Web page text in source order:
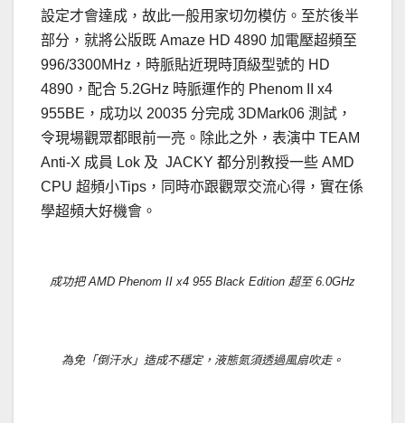
設定才會達成，故此一般用家切勿模仿。至於後半
部分，就將公版既 Amaze HD 4890 加電壓超頻至
996/3300MHz，時脈貼近現時頂級型號的 HD
4890，配合 5.2GHz 時脈運作的 Phenom II x4
955BE，成功以 20035 分完成 3DMark06 測試，
令現場觀眾都眼前一亮。除此之外，表演中 TEAM
Anti-X 成員 Lok 及 JACKY 都分別教授一些 AMD
CPU 超頻小Tips，同時亦跟觀眾交流心得，實在係
學超頻大好機會。
成功把 AMD Phenom II x4 955 Black Edition 超至 6.0GHz
為免「倒汗水」造成不穩定，液態氮須透過風扇吹走。